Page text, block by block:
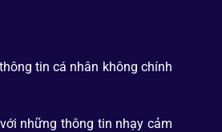
tin cá nhân không chính
những thông tin nhạy cảm